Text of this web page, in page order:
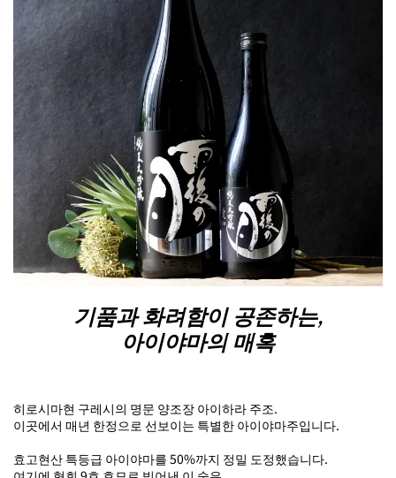
기품과 화려함이 공존하는,
아이야마의 매혹
히로시마현 구레시의 명문 양조장 아이하라 주조.
이곳에서 매년 한정으로 선보이는 특별한 아이야마주입니다.
효고현산 특등급 아이야마를 50%까지 정밀 도정했습니다.